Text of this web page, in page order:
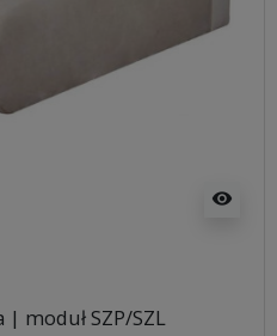
visibility
| moduł SZP/SZL